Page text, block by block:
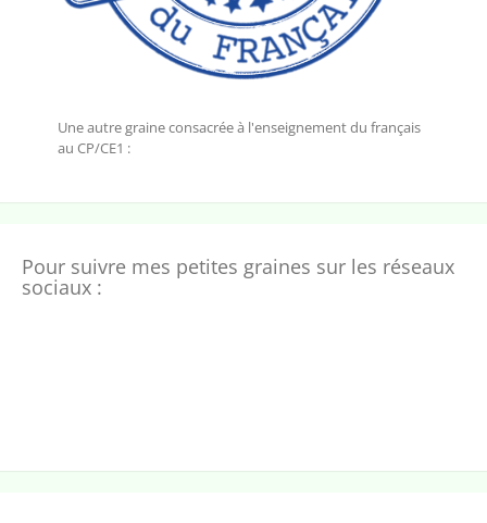
Une autre graine consacrée à l'enseignement du français
au CP/CE1 :
Pour suivre mes petites graines sur les réseaux
sociaux :